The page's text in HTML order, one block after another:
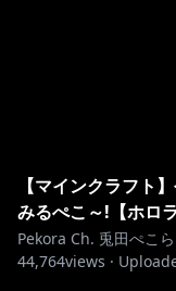
【マインクラフト
みるぺこ～!【ホロ
Pekora Ch. 兎田ぺこら
44,764views ·